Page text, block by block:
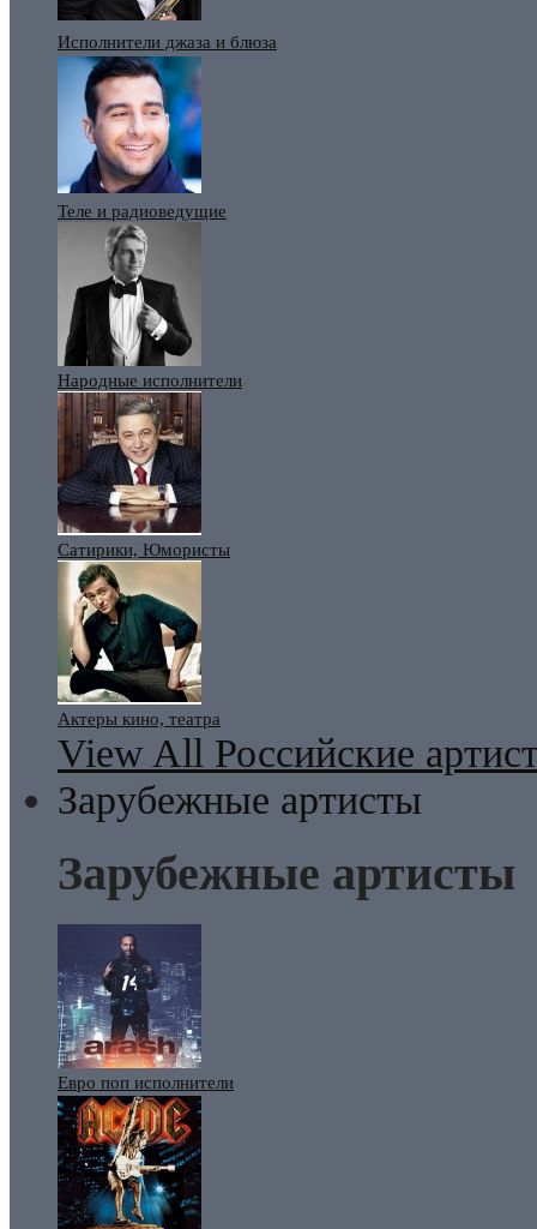
Исполнители джаза и блюза
Теле и радиоведущие
Народные исполнители
Сатирики, Юмористы
Актеры кино, театра
View All Российские
Зарубежные артисты
Зарубежные артисты
Евро поп исполнители